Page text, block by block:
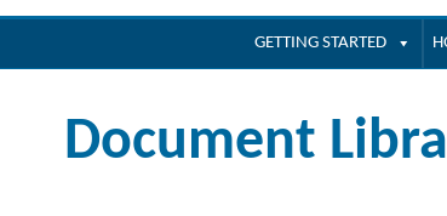
GETTING STARTED
Document